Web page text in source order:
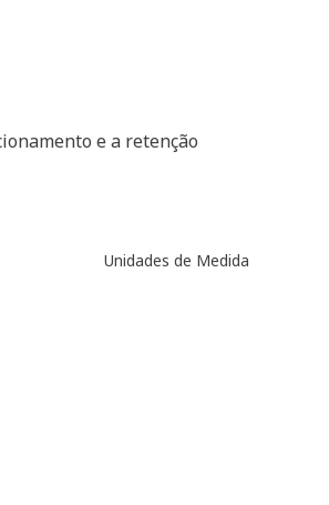
e a retenção
Unidades de Medida